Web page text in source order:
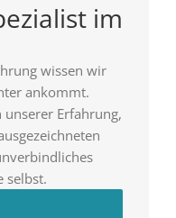
im
wissen wir
ankommt.
Erfahrung,
selbst.